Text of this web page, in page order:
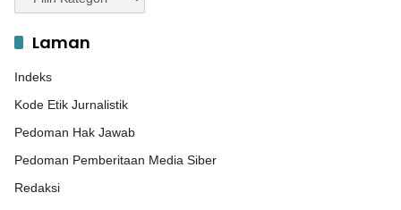
Laman
Indeks
Kode Etik Jurnalistik
Pedoman Hak Jawab
Pedoman Pemberitaan Media Siber
Redaksi